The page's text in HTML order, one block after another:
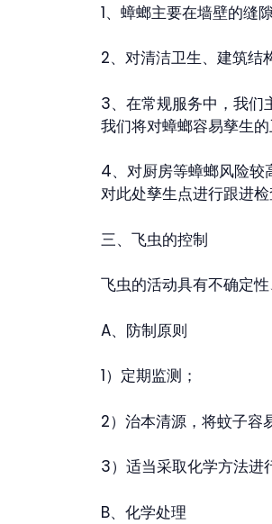
1、蟑螂主要在墙壁的缝
2、对清洁卫生、建筑结
3、在常规服务中，我们
我们将对蟑螂容易孳生
4、对厨房等蟑螂风险较
对此处孳生点进行跟进检
三、飞虫的控制
飞虫的活动具有不确定
A、防制原则
1）定期监测；
2）治本清源，将蚊子容
3）适当采取化学方法进
B、化学处理